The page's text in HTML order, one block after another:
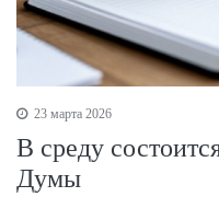
23 марта 2026
В среду
Думы